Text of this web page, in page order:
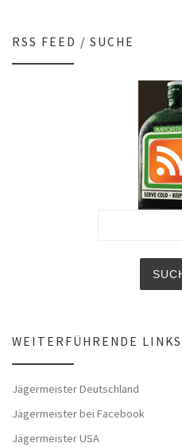
RSS FEED / SUCHE
WEITERFÜHRENDE LINKS
Jägermeister Deutschland
Jägermeister bei Facebook
Jägermeister USA